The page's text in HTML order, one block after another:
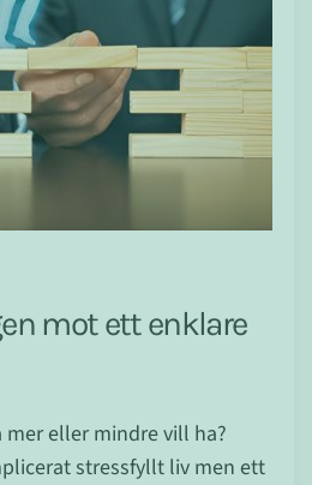
mot ett enklare
eller mindre vill ha?
stressfyllt liv men ett